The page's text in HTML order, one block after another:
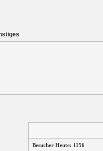
Besucher Heute: 1156